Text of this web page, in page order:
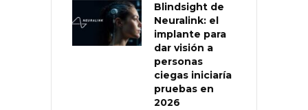
Blindsight de
Neuralink: el
implante para
dar visión a
personas
ciegas iniciaría
pruebas en
2026